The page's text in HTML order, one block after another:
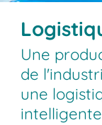
Une
de
une